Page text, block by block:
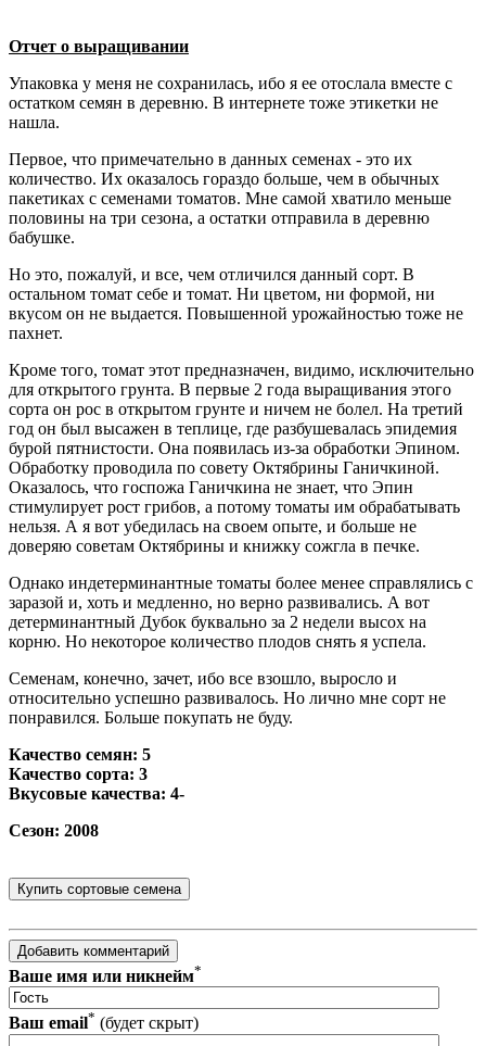
Отчет о выращивании
Упаковка у меня не сохранилась, ибо я ее отослала вместе с
остатком семян в деревню. В интернете тоже этикетки не
нашла.
Первое, что примечательно в данных семенах - это их
количество. Их оказалось гораздо больше, чем в обычных
пакетиках с семенами томатов. Мне самой хватило меньше
половины на три сезона, а остатки отправила в деревню
бабушке.
Но это, пожалуй, и все, чем отличился данный сорт. В
остальном томат себе и томат. Ни цветом, ни формой, ни
вкусом он не выдается. Повышенной урожайностью тоже не
пахнет.
Кроме того, томат этот предназначен, видимо, исключительно
для открытого грунта. В первые 2 года выращивания этого
сорта он рос в открытом грунте и ничем не болел. На третий
год он был высажен в теплице, где разбушевалась эпидемия
бурой пятнистости. Она появилась из-за обработки Эпином.
Обработку проводила по совету Октябрины Ганичкиной.
Оказалось, что госпожа Ганичкина не знает, что Эпин
стимулирует рост грибов, а потому томаты им обрабатывать
нельзя. А я вот убедилась на своем опыте, и больше не
доверяю советам Октябрины и книжку сожгла в печке.
Однако индетерминантные томаты более менее справлялись с
заразой и, хоть и медленно, но верно развивались. А вот
детерминантный Дубок буквально за 2 недели высох на
корню. Но некоторое количество плодов снять я успела.
Семенам, конечно, зачет, ибо все взошло, выросло и
относительно успешно развивалось. Но лично мне сорт не
понравился. Больше покупать не буду.
Качество семян: 5
Качество сорта: 3
Вкусовые качества: 4-
Сезон: 2008
Ваше имя или никнейм*
Ваш email* (будет скрыт)